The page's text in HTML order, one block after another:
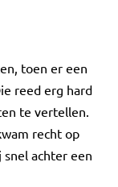
toen er een
reed erg hard
te vertellen.
recht op
achter een